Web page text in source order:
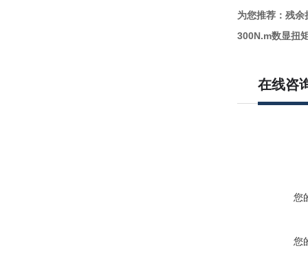
为您推荐：残
300N.m数显扭
在线咨
您
您